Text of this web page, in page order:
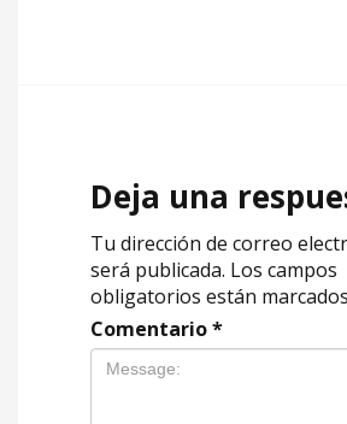
Deja una
Tu dirección de correo
será publicada. Los campos
obligatorios están
Comentario*